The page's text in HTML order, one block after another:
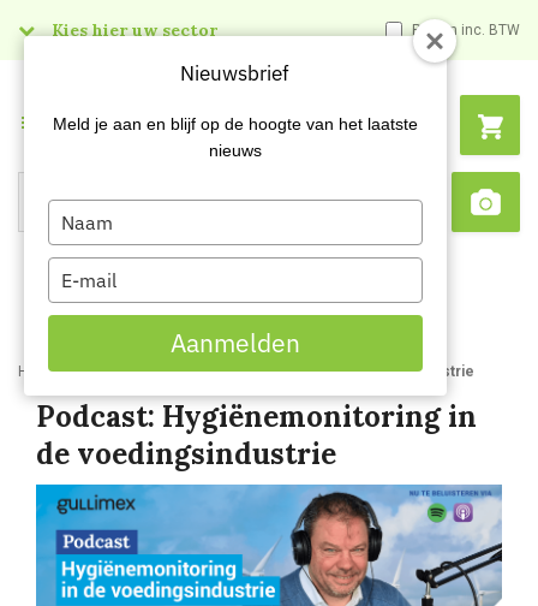
Kies hier uw sector Prijzen inc. BTW
Search
Menu
Home Blog Podcast Hygienemonitoring in de voedingsindustrie
Podcast: Hygiënemonitoring in
de voedingsindustrie
Nieuwsbrief
Meld je aan en blijf op de hoogte van het laatste
nieuws
Type
your
name
Type
your
email
Aanmelden